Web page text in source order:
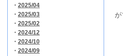
・ 2025/04
・ 2025/03
・ 2025/02
・ 2024/12
・ 2024/10
・ 2024/09
が